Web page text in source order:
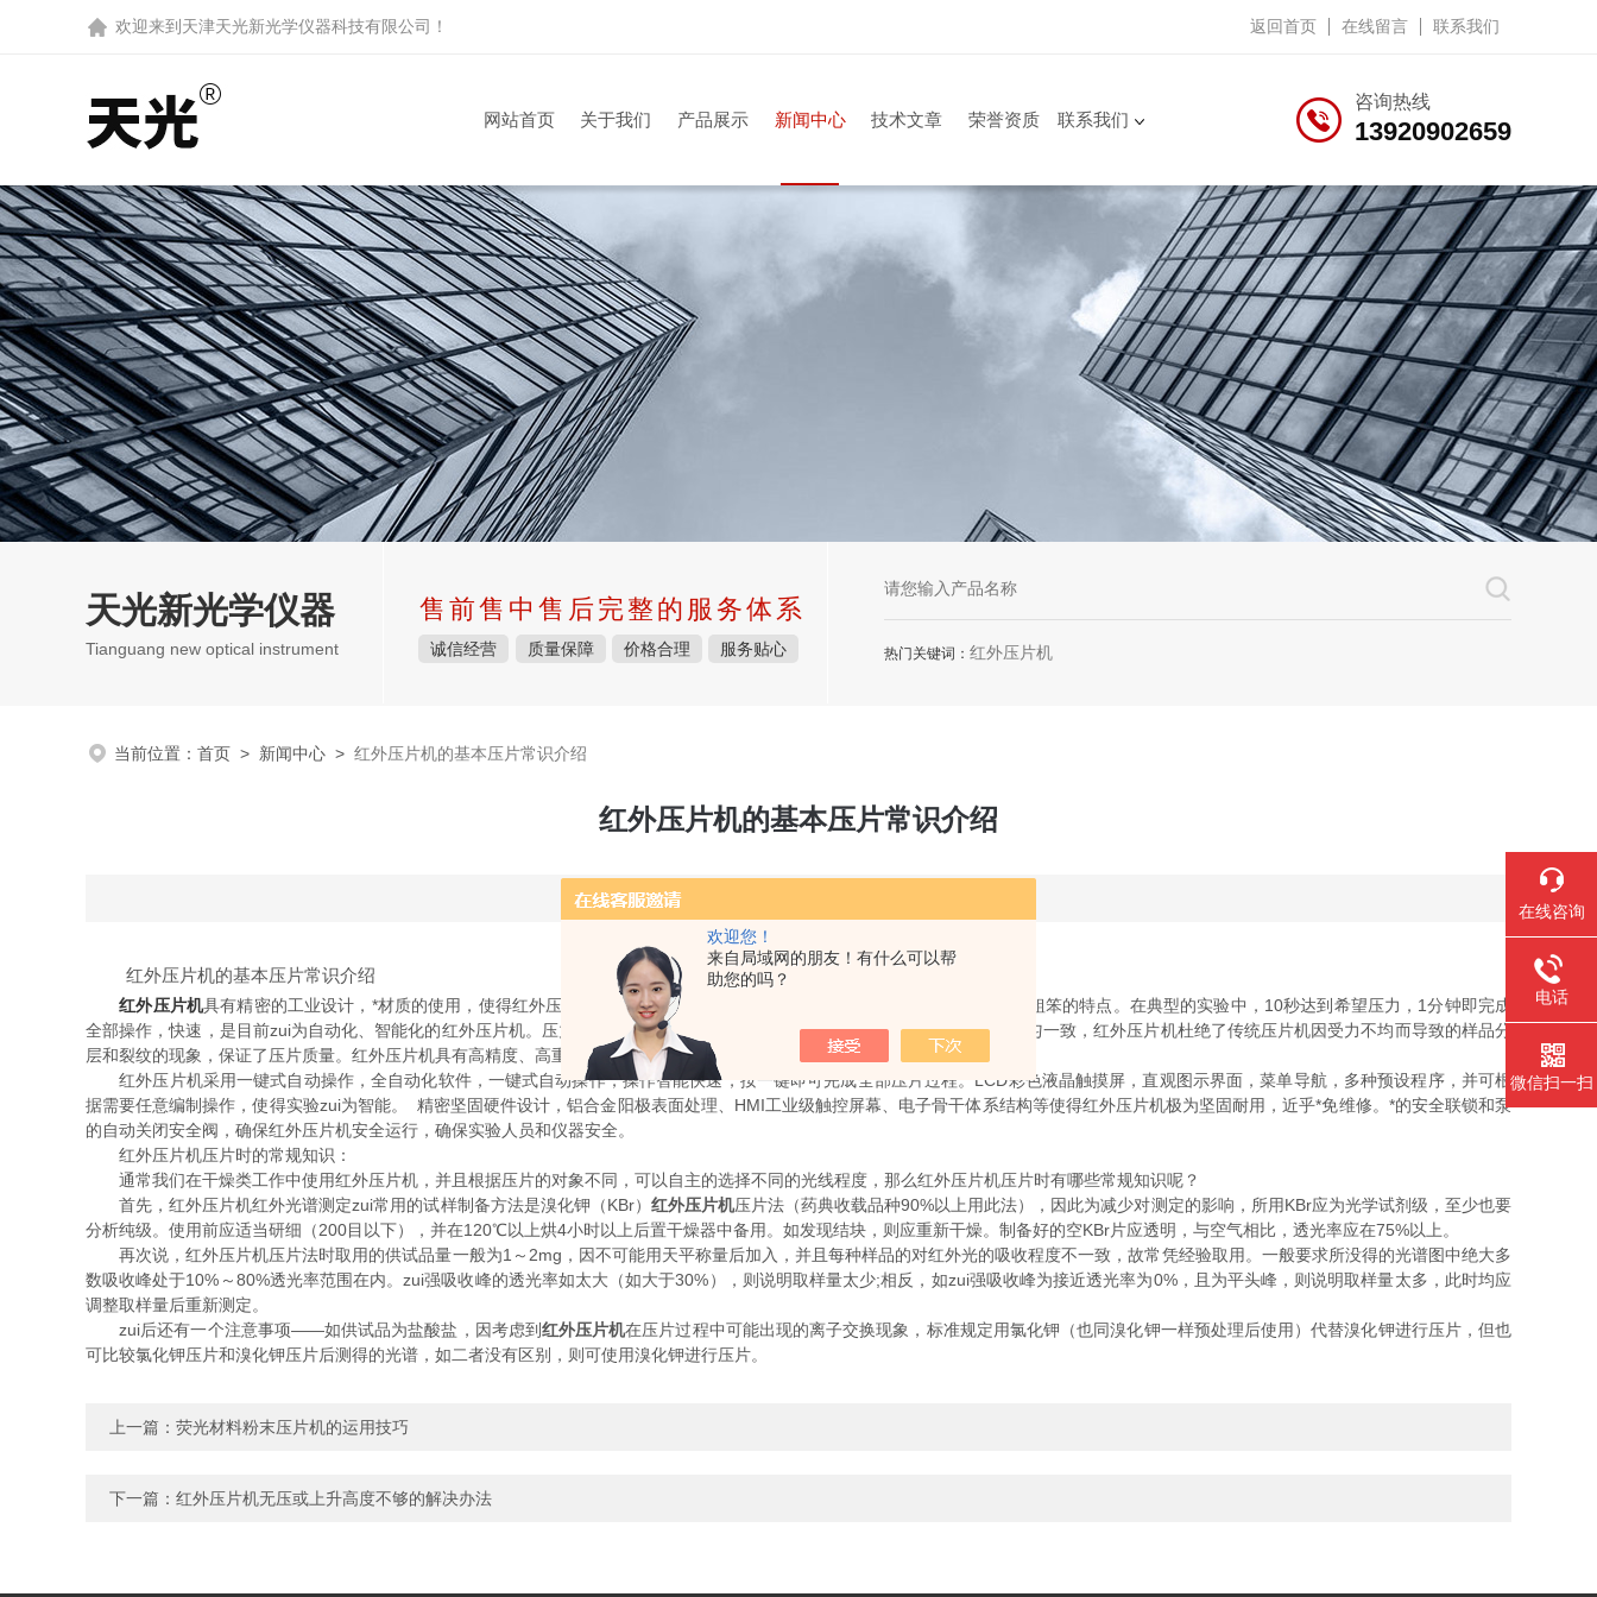
欢迎您！
来自局域网的朋友！有什么可以帮
助您的吗？
欢迎来到 天津天光新光学仪器科技有限公司 ！ 返回首页 在线留言 联系我们
咨询热线
13920902659
网站首页 关于我们 产品展示 新闻中心 技术文章 荣誉资质 联系我们
天光新光学仪器
Tianguang new optical instrument
售前售中售后完整的服务体系
诚信经营 质量保障 价格合理 服务贴心 热门关键词： 红外压片机
当前位置： 首页 > 新闻中心 > 红外压片机的基本压片常识介绍
红外压片机的基本压片常识介绍
更新时间：2023-12-19 点击次数：6733
红外压片机的基本压片常识介绍
红外压片机具有精密的工业设计，*材质的使用，使得红外压片机达到体积小、质量轻、性能高的*，*摒弃了传统压片机傻大粗笨的特点。在典型的实验中，10秒达到希望压力，1分钟即完成
全部操作，快速，是目前zui为自动化、智能化的红外压片机。压力控制，保压极为稳定，使得压片致密、紧凑、平整、光滑、均匀一致，红外压片机杜绝了传统压片机因受力不均而导致的样品分
层和裂纹的现象，保证了压片质量。红外压片机具有高精度、高重现性、高匀质性的特征。
红外压片机采用一键式自动操作，全自动化软件，一键式自动操作，操作智能快速，按一键即可完成全部压片过程。LCD彩色液晶触摸屏，直观图示界面，菜单导航，多种预设程序，并可根
据需要任意编制操作，使得实验zui为智能。 精密坚固硬件设计，铝合金阳极表面处理、HMI工业级触控屏幕、电子骨干体系结构等使得红外压片机极为坚固耐用，近乎*免维修。*的安全联锁和泵
的自动关闭安全阀，确保红外压片机安全运行，确保实验人员和仪器安全。
红外压片机压片时的常规知识：
通常我们在干燥类工作中使用红外压片机，并且根据压片的对象不同，可以自主的选择不同的光线程度，那么红外压片机压片时有哪些常规知识呢？
首先，红外压片机红外光谱测定zui常用的试样制备方法是溴化钾（KBr） 红外压片机压片法（药典收载品种90%以上用此法），因此为减少对测定的影响，所用KBr应为光学试剂级，至少也要
分析纯级。使用前应适当研细（200目以下），并在120℃以上烘4小时以上后置干燥器中备用。如发现结块，则应重新干燥。制备好的空KBr片应透明，与空气相比，透光率应在75%以上。
再次说，红外压片机压片法时取用的供试品量一般为1～2mg，因不可能用天平称量后加入，并且每种样品的对红外光的吸收程度不一致，故常凭经验取用。一般要求所没得的光谱图中绝大多
数吸收峰处于10%～80%透光率范围在内。zui强吸收峰的透光率如太大（如大于30%），则说明取样量太少;相反，如zui强吸收峰为接近透光率为0%，且为平头峰，则说明取样量太多，此时均应
调整取样量后重新测定。
zui后还有一个注意事项——如供试品为盐酸盐，因考虑到 红外压片机在压片过程中可能出现的离子交换现象，标准规定用氯化钾（也同溴化钾一样预处理后使用）代替溴化钾进行压片，但也
可比较氯化钾压片和溴化钾压片后测得的光谱，如二者没有区别，则可使用溴化钾进行压片。
上一篇： 荧光材料粉末压片机的运用技巧
下一篇： 红外压片机无压或上升高度不够的解决办法
在线咨询
电话
微信扫一扫